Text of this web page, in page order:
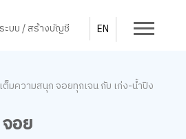
ะบบ / สร้างบัญชี EN
ต็มความสนุก จอยทุกเจน กับ เก่ง-น้ำปิง
อย